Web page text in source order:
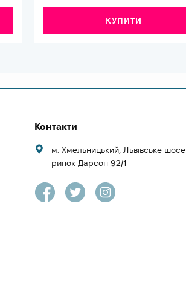
КУПИТИ
Контакти
м. Хмельницький, Львівське шосе
ринок Дарсон 92/1